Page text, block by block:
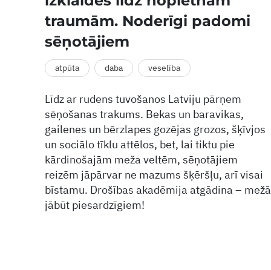
traumām. Noderīgi padomi
sēņotājiem
atpūta daba veselība
Līdz ar rudens tuvošanos Latviju pārņem
sēņošanas trakums. Bekas un baravikas,
gailenes un bērzlapes gozējas grozos, šķīvjos
un sociālo tīklu attēlos, bet, lai tiktu pie
kārdinošajām meža veltēm, sēņotājiem
reizēm jāpārvar ne mazums šķēršļu, arī visai
bīstamu. Drošības akadēmija atgādina – mežā
jābūt piesardzīgiem!